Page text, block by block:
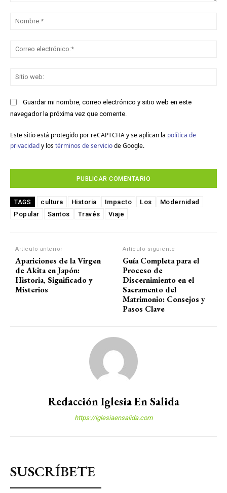
Guardar mi nombre, correo electrónico y sitio web en este
navegador la próxima vez que comente.
Este sitio está protegido por reCAPTCHA y se aplican la política de
privacidady los términos de serviciode Google.
TAGS cultura Historia Impacto Los
Modernidad
Popular
Santos Través Viaje
Artículo anterior
Apariciones de la Virgen
de Akita en Japón:
Historia, Significado y
Misterios
Artículo siguiente
Guía Completa para el
Proceso de
Discernimiento en el
Sacramento del
Matrimonio: Consejos y
Pasos Clave
Redacción Iglesia En Salida
https://iglesiaensalida.com
SUSCRÍBETE